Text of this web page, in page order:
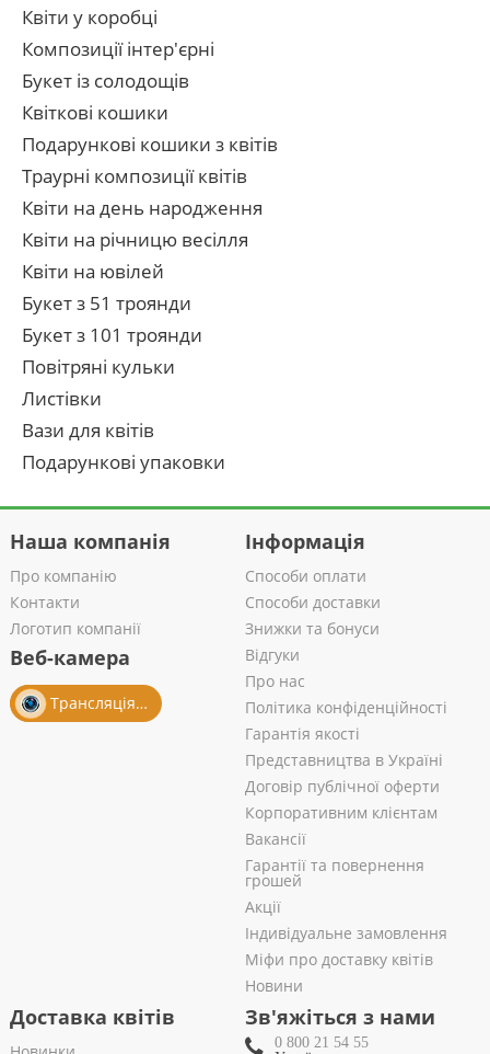
Квіти у коробці
Композиції інтер'єрні
Букет із солодощів
Квіткові кошики
Подарункові кошики з квітів
Траурні композиції квітів
Квіти на день народження
Квіти на річницю весілля
Квіти на ювілей
Букет з 51 троянди
Букет з 101 троянди
Повітряні кульки
Листівки
Вази для квітів
Подарункові упаковки
Наша компанія
Про компанію
Контакти
Логотип компанії
Веб-камера
Трансляція із салону
Інформація
Способи оплати
Способи доставки
Знижки та бонуси
Відгуки
Про нас
Політика конфіденційності
Гарантія якості
Представництва в Україні
Договір публічної оферти
Корпоративним клієнтам
Вакансії
Гарантії та повернення
грошей
Акції
Індивідуальне замовлення
Міфи про доставку квітів
Новини
Доставка квітів Зв'яжіться з нами
0 800 21 54 55